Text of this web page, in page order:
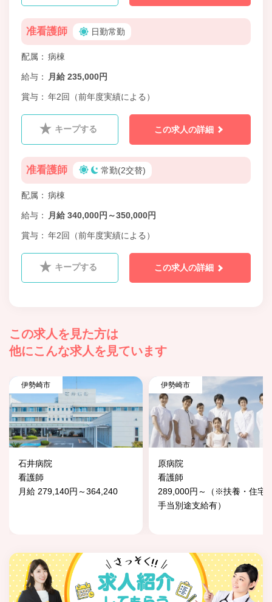
准看護師 日勤常勤
配属 病棟
給与 月給 235,000円
賞与 年2回（前年度実績による）
キープする この求人の詳細
准看護師 常勤(2交替)
配属 病棟
給与 月給 340,000円～350,000円
賞与 年2回（前年度実績による）
キープする この求人の詳細
この求人を見た方は
他にこんな求人を見ています
伊勢崎市
石井病院
看護師
月給 279,140円～364,240
伊勢崎市
原病院
看護師
289,000円～（※扶養・住宅
手当別途支給有）